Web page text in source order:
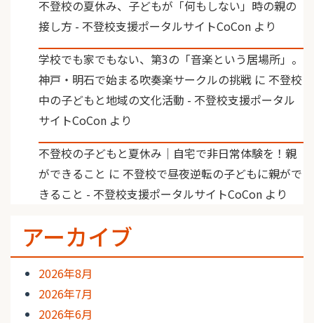
不登校の夏休み、子どもが「何もしない」時の親の
接し方 - 不登校支援ポータルサイトCoCon より
学校でも家でもない、第3の「音楽という居場所」。
神戸・明石で始まる吹奏楽サークルの挑戦 に 不登校
中の子どもと地域の文化活動 - 不登校支援ポータル
サイトCoCon より
不登校の子どもと夏休み｜自宅で非日常体験を！親
ができること に 不登校で昼夜逆転の子どもに親がで
きること - 不登校支援ポータルサイトCoCon より
アーカイブ
2026年8月
2026年7月
2026年6月